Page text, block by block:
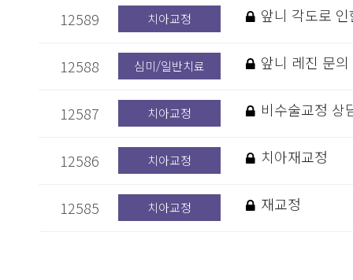
12589 치아교정 앞니 각도로
12588 심미/일반치료 앞니 레진 문의
12587 치아교정 비수술교정 상
12586 치아교정 치아재교정
12585 치아교정 재교정